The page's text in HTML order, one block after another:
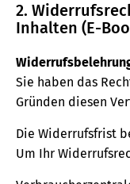
2.
Inhalten (E-
Sie haben das
Gründen diesen
Die Widerrufsfrist
Um Ihr